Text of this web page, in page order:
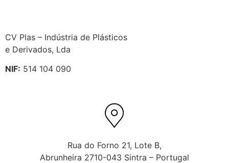
CV Plas – Indústria de Plásticos
e Derivados, Lda
NIF: 514 104 090
Rua do Forno 21, Lote B,
Abrunheira 2710-043 Sintra – Portugal